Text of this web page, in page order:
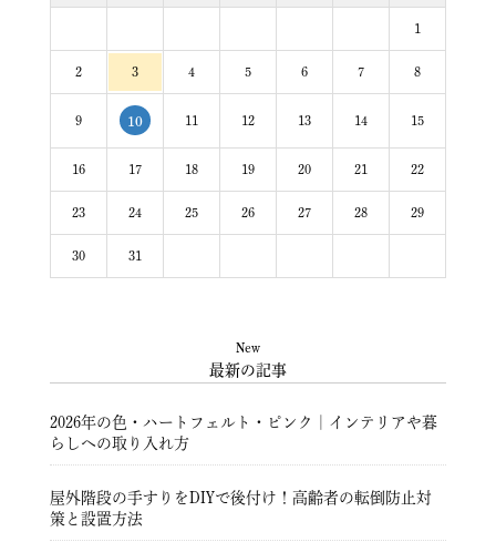
1
2 3 4 5 6 7 8
9 10 11 12 13 14 15
16 17 18 19 20 21 22
23 24 25 26 27 28 29
30 31
New
最新の記事
2026年の色・ハートフェルト・ピンク｜インテリアや暮
らしへの取り入れ方
屋外階段の手すりをDIYで後付け！高齢者の転倒防止対
策と設置方法